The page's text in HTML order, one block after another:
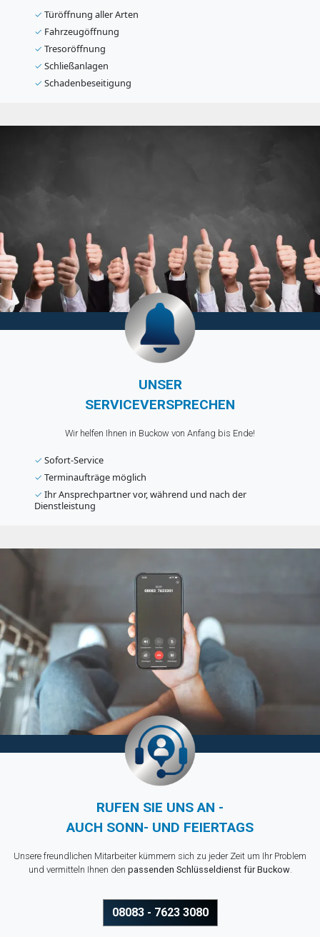
✓ Türöffnung aller Arten
✓ Fahrzeugöffnung
✓ Tresoröffnung
✓ Schließanlagen
✓ Schadenbeseitigung
UNSER
SERVICEVERSPRECHEN
Wir helfen Ihnen in Buckow von Anfang bis Ende!
✓ Sofort-Service
✓ Terminaufträge möglich
✓ Ihr Ansprechpartner vor, während und nach der
Dienstleistung
RUFEN SIE UNS AN -
AUCH SONN- UND FEIERTAGS
Unsere freundlichen Mitarbeiter kümmern sich zu jeder Zeit um Ihr Problem
und vermitteln Ihnen den passenden Schlüsseldienst für Buckow.
08083 - 7623 3080